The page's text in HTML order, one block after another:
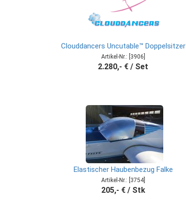
Clouddancers Uncutable™ Doppelsitzer
Artikel-Nr.: [3906]
2.280,- € / Set
Elastischer Haubenbezug Falke
Artikel-Nr.: [3754]
205,- € / Stk